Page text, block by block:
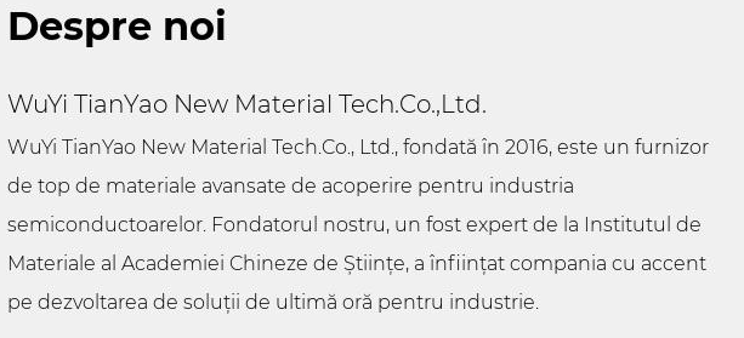
Despre noi
WuYi TianYao New Material Tech.Co.,Ltd.
WuYi TianYao New Material Tech.Co., Ltd., fondată în 2016, este un furnizor
de top de materiale avansate de acoperire pentru industria
semiconductoarelor. Fondatorul nostru, un fost expert de la Institutul de
Materiale al Academiei Chineze de Științe, a înființat compania cu accent
pe dezvoltarea de soluții de ultimă oră pentru industrie.